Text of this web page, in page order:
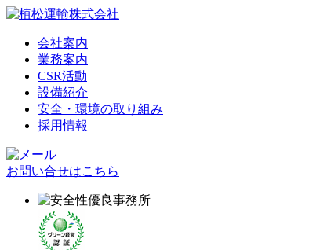
会社案内
業務案内
CSR活動
設備紹介
安全・環境の取り組み
採用情報
お問い合せはこちら